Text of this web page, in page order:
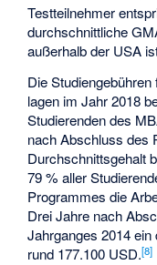
Testteilnehmer
durchschnittliche
außerhalb der USA
Die
lagen im Jahr 2018
Studierenden des
nach Abschluss des
Durchschnittsgehalt
79 % aller
Programmes die
Drei Jahre nach
Jahrganges 2014
rund 177.100 USD.[8]